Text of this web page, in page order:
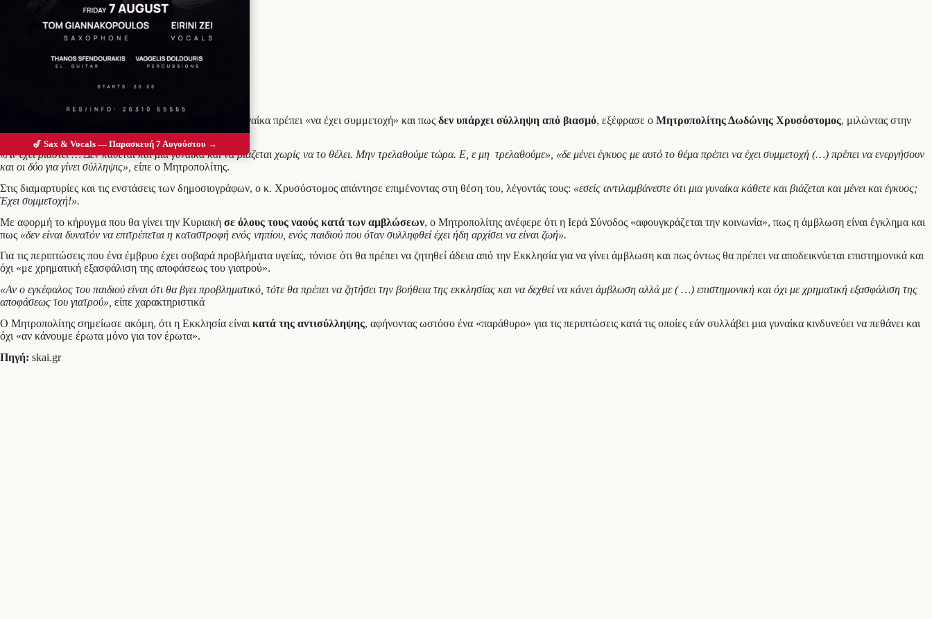
προτιμώμενη πηγή στο Google
Την εξωφρενική άποψη πως για να μείνει έγκυος μια γυναίκα πρέπει «να έχει συμμετοχή» και πως δεν υπάρχει σύλληψη από βιασμό, εξέφρασε ο Μητροπολίτης Δωδώνης Χρυσόστομος, μιλώντας στην
τηλεόραση του ΣΚΑΪ και την εκπομπή Σήμερα.
«Αν έχει βιαστεί … Δεν κάθεται και μια γυναίκα και να βιάζεται χωρίς να το θέλει. Μην τρελαθούμε τώρα. Ε, ε μη τρελαθούμε», «δε μένει έγκυος με αυτό το θέμα πρέπει να έχει συμμετοχή (…) πρέπει να ενεργήσουν
και οι δύο για γίνει σύλληψις», είπε ο Μητροπολίτης.
Στις διαμαρτυρίες και τις ενστάσεις των δημοσιογράφων, ο κ. Χρυσόστομος απάντησε επιμένοντας στη θέση του, λέγοντάς τους: «εσείς αντιλαμβάνεστε ότι μια γυναίκα κάθετε και βιάζεται και μένει και έγκυος;
Έχει συμμετοχή!».
Με αφορμή το κήρυγμα που θα γίνει την Κυριακή σε όλους τους ναούς κατά των αμβλώσεων, ο Μητροπολίτης ανέφερε ότι η Ιερά Σύνοδος «αφουγκράζεται την κοινωνία», πως η άμβλωση είναι έγκλημα και
πως «δεν είναι δυνατόν να επιτρέπεται η καταστροφή ενός νηπίου, ενός παιδιού που όταν συλληφθεί έχει ήδη αρχίσει να είναι ζωή».
Για τις περιπτώσεις που ένα έμβρυο έχει σοβαρά προβλήματα υγείας, τόνισε ότι θα πρέπει να ζητηθεί άδεια από την Εκκλησία για να γίνει άμβλωση και πως όντως θα πρέπει να αποδεικνύεται επιστημονικά και
όχι «με χρηματική εξασφάλιση της αποφάσεως του γιατρού».
«Αν ο εγκέφαλος του παιδιού είναι ότι θα βγει προβληματικό, τότε θα πρέπει να ζητήσει την βοήθεια της εκκλησίας και να δεχθεί να κάνει άμβλωση αλλά με ( …) επιστημονική και όχι με χρηματική εξασφάλιση της
αποφάσεως του γιατρού», είπε χαρακτηριστικά
Ο Μητροπολίτης σημείωσε ακόμη, ότι η Εκκλησία είναι κατά της αντισύλληψης, αφήνοντας ωστόσο ένα «παράθυρο» για τις περιπτώσεις κατά τις οποίες εάν συλλάβει μια γυναίκα κινδυνεύει να πεθάνει και
όχι «αν κάνουμε έρωτα μόνο για τον έρωτα».
Πηγή: skai.gr
🎷 Sax & Vocals — Παρασκευή 7 Αυγούστου →